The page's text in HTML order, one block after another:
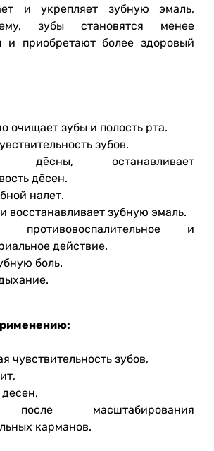
и укрепляет зубную эмаль,
зубы становятся менее
и приобретают более здоровый
очищает зубы и полость рта.
зубов.
дёсны, останавливает
дёсен.
налет.
восстанавливает зубную эмаль.
противовоспалительное и
действие.
боль.
чувствительность зубов,
масштабирования
карманов.